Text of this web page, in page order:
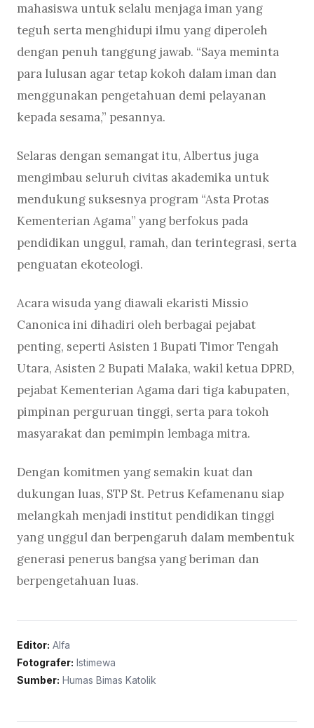
mahasiswa untuk selalu menjaga iman yang
teguh serta menghidupi ilmu yang diperoleh
dengan penuh tanggung jawab. “Saya meminta
para lulusan agar tetap kokoh dalam iman dan
menggunakan pengetahuan demi pelayanan
kepada sesama,” pesannya.
Selaras dengan semangat itu, Albertus juga
mengimbau seluruh civitas akademika untuk
mendukung suksesnya program “Asta Protas
Kementerian Agama” yang berfokus pada
pendidikan unggul, ramah, dan terintegrasi, serta
penguatan ekoteologi.
Acara wisuda yang diawali ekaristi Missio
Canonica ini dihadiri oleh berbagai pejabat
penting, seperti Asisten 1 Bupati Timor Tengah
Utara, Asisten 2 Bupati Malaka, wakil ketua DPRD,
pejabat Kementerian Agama dari tiga kabupaten,
pimpinan perguruan tinggi, serta para tokoh
masyarakat dan pemimpin lembaga mitra.
Dengan komitmen yang semakin kuat dan
dukungan luas, STP St. Petrus Kefamenanu siap
melangkah menjadi institut pendidikan tinggi
yang unggul dan berpengaruh dalam membentuk
generasi penerus bangsa yang beriman dan
berpengetahuan luas.
Editor: Alfa
Fotografer: Istimewa
Sumber: Humas Bimas Katolik